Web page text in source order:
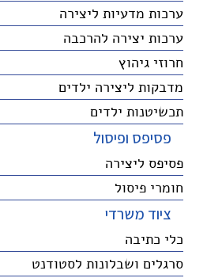
ערכות מדעיות ליצירה
ערכות יצירה להרכבה
חרוזי גיהוץ
מדבקות ליצירה ילדים
תכשיטנות ילדים
פסיפס ופיסול
פסיפס ליצירה
חומרי פיסול
ציוד משרדי
כלי כתיבה
סרגלים ושבלונות לסטודנט